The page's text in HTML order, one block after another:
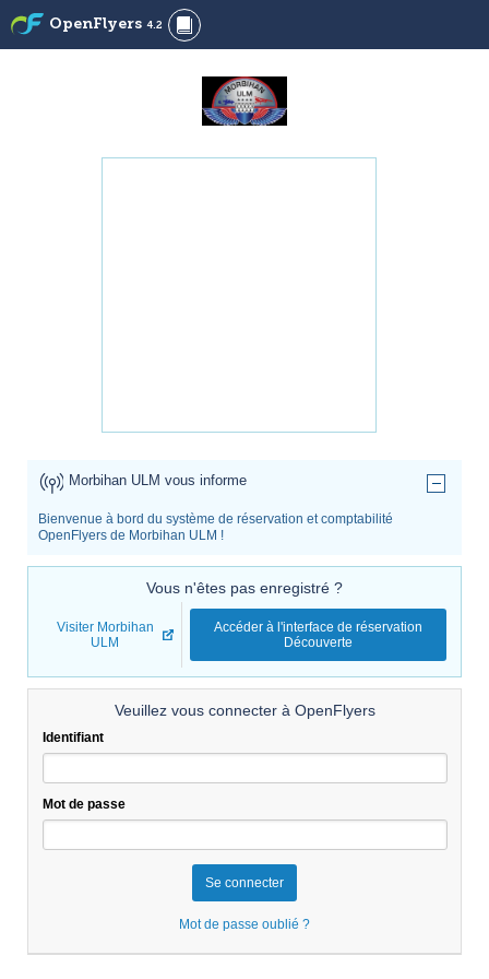
OpenFlyers 4.2
Morbihan ULM vous informe
Bienvenue à bord du système de réservation et comptabilité
OpenFlyers de Morbihan ULM !
Vous n'êtes pas enregistré ?
Visiter Morbihan
ULM
Accéder à l'interface de réservation
Découverte
Veuillez vous connecter à OpenFlyers
Identifiant
Mot de passe
Mot de passe oublié ?